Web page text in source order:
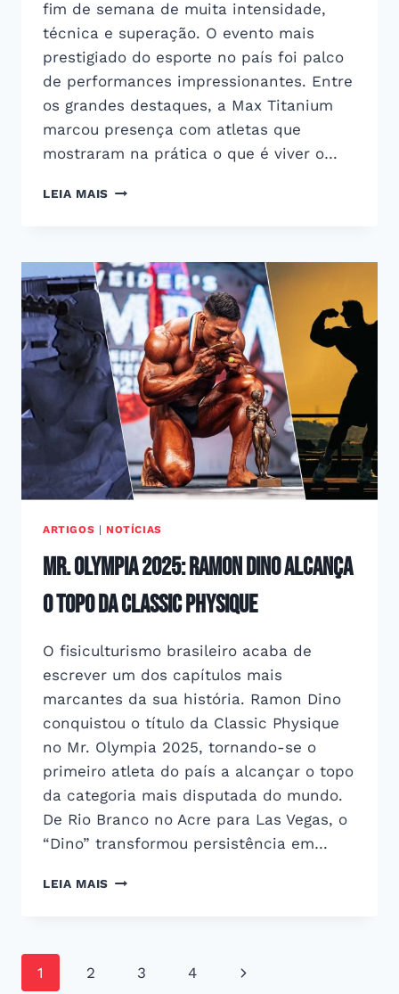
fim de semana de muita intensidade,
técnica e superação. O evento mais
prestigiado do esporte no país foi palco
de performances impressionantes. Entre
os grandes destaques, a Max Titanium
marcou presença com atletas que
mostraram na prática o que é viver o…
LEIA MAIS ATLETAS
POTÊNCIA
E
RESULTADO
NO
OLYMPIA
BRASIL
2025
ARTIGOS | NOTÍCIAS
Mr. Olympia 2025: Ramon Dino alcança
o topo da Classic Physique
O fisiculturismo brasileiro acaba de
escrever um dos capítulos mais
marcantes da sua história. Ramon Dino
conquistou o título da Classic Physique
no Mr. Olympia 2025, tornando-se o
primeiro atleta do país a alcançar o topo
da categoria mais disputada do mundo.
De Rio Branco no Acre para Las Vegas, o
“Dino” transformou persistência em…
LEIA MAIS MR.
ALCANÇA
Navegação
1 2 3 4 Página